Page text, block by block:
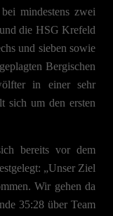
mindestens zwei
die HSG Krefeld
und sieben sowie
Bergischen
in einer sehr
sich um den ersten
bereits vor dem
„Unser Ziel
Wir gehen da
35:28 über Team